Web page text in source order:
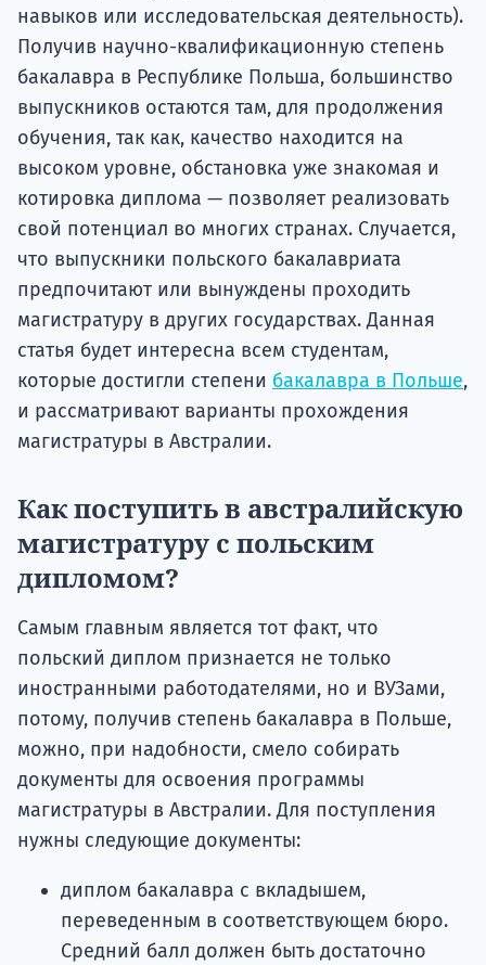
навыков или исследовательская деятельность).
Получив научно-квалификационную степень
бакалавра в Республике Польша, большинство
выпускников остаются там, для продолжения
обучения, так как, качество находится на
высоком уровне, обстановка уже знакомая и
котировка диплома — позволяет реализовать
свой потенциал во многих странах. Случается,
что выпускники польского бакалавриата
предпочитают или вынуждены проходить
магистратуру в других государствах. Данная
статья будет интересна всем студентам,
которые достигли степени бакалавра в Польше,
и рассматривают варианты прохождения
магистратуры в Австралии.
Как поступить в австралийскую
магистратуру с польским
дипломом?
Самым главным является тот факт, что
польский диплом признается не только
иностранными работодателями, но и ВУЗами,
потому, получив степень бакалавра в Польше,
можно, при надобности, смело собирать
документы для освоения программы
магистратуры в Австралии. Для поступления
нужны следующие документы:
диплом бакалавра с вкладышем,
переведенным в соответствующем бюро.
Средний балл должен быть достаточно